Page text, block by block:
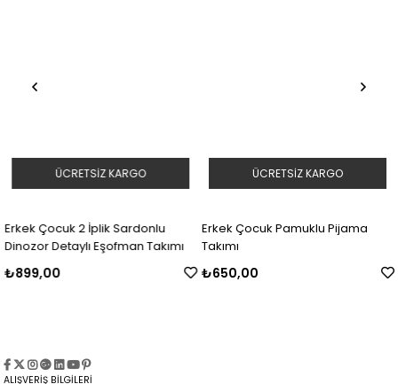
Erkek Çocuk 2 İplik Sardonlu
Dinozor Detaylı Eşofman Takımı
₺899,00
ÜCRETSIZ KARGO
Erkek Çocuk Pamuklu Pijama
Takımı
₺650,00
ÜCRETSIZ KARGO
ALIŞVERİŞ BİLGİLERİ